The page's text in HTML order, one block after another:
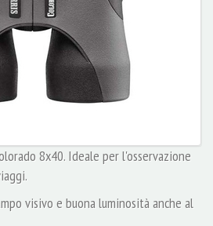
8x40. Ideale per l'osservazione
visivo e buona luminosità anche al